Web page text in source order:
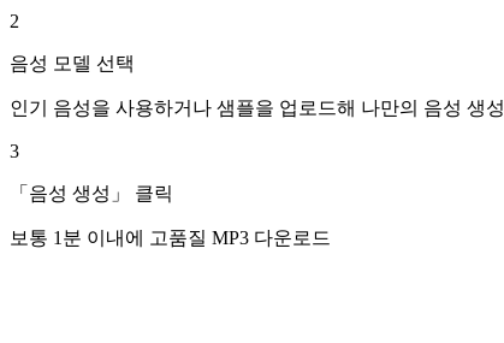
2
음성 모델 선택
인기 음성을 사용하거나 샘플을 업로드해 나만의 음성 생성
3
「음성 생성」 클릭
보통 1분 이내에 고품질 MP3 다운로드